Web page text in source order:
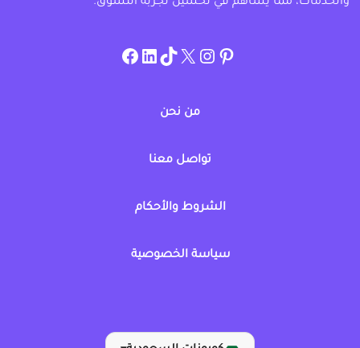
pinterest
allcouponat
twitter
TikTok
linkedin
facebook
من نحن
تواصل معنا
الشروط والأحكام
سياسة الخصوصية